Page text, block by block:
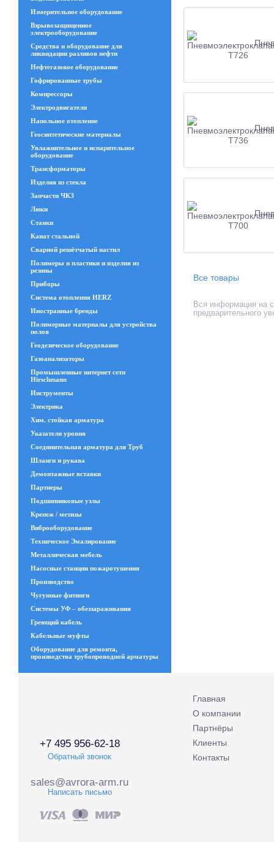
Измерительное оборудование
Взрывозащищенное
электрооборудование
Средства и оборудование для
ликвидации разливов нефти
Нефтегазовое оборудование
Гофрированные трубы
Компрессоры
Электродвигатели
Напольное отопление
Геосинтетические материалы
Увлажнительное и испарительное
оборудование
Трансформаторы
Изделия из стекла
Запчасти ЧКЗ
Люки
Станки
Канат стальной
Сварной решётчатый настил
Полимеры и пластики и изделия из
резины
Приборы
Система отопления HERZ
Иностранные бренды
Полимерные материалы для устройства
полов
Геодезическое оборудование
Газоанализаторы
Промышленные интернет сети
Hirschmann
Инструменты
Электрика
Хим. стойкая арматура
Указатели уровня
Соединительная арматура для Труб
Шланги и рукава
Демонтажные вставки
Партнеры
Подшипниковые узлы
Крепеж / метизы
Виброоборудование
Техническое Эмалирование
Металлическая мебель
Насосные станции пожаротушения
Производство
Чугунные фитинги
Системы УФ – обеззараживания
Греющий кабель
Кабельные муфты
Оборудование для ремонта,
производства трубопроводной арматуры
Все товары
Вся информация на
предварительного
+7 495 956-62-18
Обратный звонок
sales@avrora-arm.ru
Написать письмо
Главная
О компании
Партнёры
Клиенты
Контакты